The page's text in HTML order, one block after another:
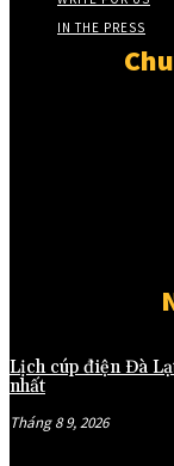
IN THE PRESS
Lịch cúp điện Đà
nhất
Tháng 8 9, 2026